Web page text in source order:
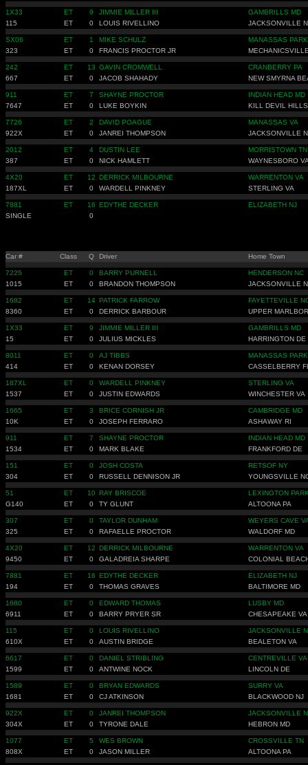
1X33 ET 9 JIMMIE MILLER III
GAMBRILLS MD
115
ET 0 LOUIS RIVELLINO JACKSONVILLE
SX06 ET 1 MIKE SCHULZ
MANASSAS
323
ET 0 FRANCIS PROCTOR JR
242 ET 13 GAVIN CROMWELL
CRANBERRY PA
667
ET 0 JACOB SHAHADY NEW SMYRNA
911 ET 7 SHAYNE PROCTOR
INDIAN HEAD MD
7647
ET 0 LUKE BOYKIN KILL DEVIL
7726 ET 2 DAVID POAGUE
MANASSAS VA
922X
ET 0 JANREI THOMPSON JACKSONVILLE
2012 ET 4 DUSTIN LEE
MORRISTOWN TN
387
ET 0 NICK HAMLETT WAYNESBORO
4X20 ET 12 DERRICK MILBOURNE
WARRENTON VA
187XL
ET 0 WARDELL PINKNEY STERLING VA
7881 ET 16 EDYTHE DECKER
ELIZABETH NJ
SINGLE
0
Car # Class Q Driver Home Town
7225 ET 0 BARRY PURNELL
HENDERSON NC
1015
ET 0 BRANDON THOMPSON JACKSONVILLE
1682 ET 14 PATRICK FARROW
FAYETTEVILLE
8360
ET 0 DERRICK BARBOUR UPPER
1X33 ET 9 JIMMIE MILLER III
GAMBRILLS MD
15
ET 0 JULIUS MICKLES HARRINGTON DE
8011 ET 0 AJ TIBBS
MANASSAS
414
ET 0 KENAN DORSEY CASSELBERRY
187XL ET 0 WARDELL PINKNEY
STERLING VA
1537
ET 0 JUSTIN EDWARDS WINCHESTER VA
1665 ET 3 BRICE CORNISH JR
CAMBRIDGE MD
10K
ET 0 JOSEPH FERRARO ASHAWAY RI
911 ET 7 SHAYNE PROCTOR
INDIAN HEAD MD
1534
ET 0 MARK BLAKE FRANKFORD DE
151 ET 0 JOSH COSTA
RETSOF NY
304
ET 0 RUSSELL DENNISON JR YOUNGSVILLE
51 ET 10 RAY BRISCOE
LEXINGTON
G140
ET 0 TY GLUNT ALTOONA PA
307 ET 0 TAYLOR DUNHAM
WEYERS CAVE
325
ET 0 RAFAELLE PROCTOR WALDORF MD
4X20 ET 12 DERRICK MILBOURNE
WARRENTON VA
9450
ET 0 GALADREIA SHARPE COLONIAL
7881 ET 16 EDYTHE DECKER
ELIZABETH NJ
194
ET 0 THOMAS GRAVES BALTIMORE MD
1680 ET 0 EDWARD THOMAS
LUSBY MD
6911
ET 0 BARRY PRYER SR CHESAPEAKE VA
115 ET 0 LOUIS RIVELLINO
JACKSONVILLE
610X
ET 0 AUSTIN BRIDGE BEALETON VA
6617 ET 0 DANIEL STRIBLING
CENTREVILLE VA
1599
ET 0 ANTWINE NOCK LINCOLN DE
1589 ET 0 BRYAN EDWARDS
SURRY VA
1681
ET 0 CJ ATKINSON BLACKWOOD NJ
922X ET 0 JANREI THOMPSON
JACKSONVILLE
304X
ET 0 TYRONE DALE HEBRON MD
1077 ET 5 WES BROWN
CROSSVILLE TN
808X
ET 0 JASON MILLER ALTOONA PA